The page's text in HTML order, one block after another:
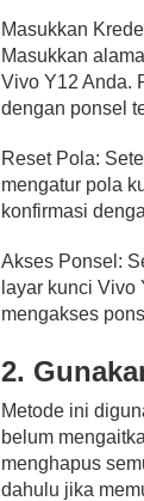
Masukkan
Masukkan
Vivo Y12 Anda.
dengan ponsel
Reset Pola:
mengatur pola
konfirmasi
Akses Ponsel:
layar kunci Vivo
mengakses
2.
Metode ini
belum
menghapus
dahulu jika